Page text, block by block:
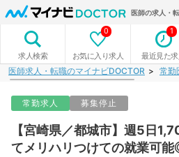
医師の求人・
求人検索 お気に入り求人
0
最近見た求
1
医師求人・転職のマイナビDOCTOR 常勤
常勤求人 募集停止
【宮崎県／都城市】週5日
てメリハリつけての就業可